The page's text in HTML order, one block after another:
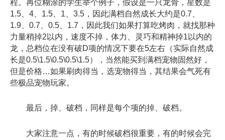
程。再位糊涂的学生举个例子，假设是一只龙骨，星数是
1.5、4、1.5、1、3.5，因此满档自然成长大约是0.7、
1.9、0.7、0.5、1.7，因此我们如果打算吃烤肉，就找那种
力量稍掉2以内，速度不掉，体力、灵巧和精神掉1以内的
龙，总档位在没有破D项的情况下要在5左右（实际自然成
长是0.5\1.5\0.5\0.5\1.5），当然能买到满档宠物固然好，
但是价格…如果刷肉得当，选宠物得当，其结果会气死有
些极品宠物玩家。
最后，掉、破档，同样是每个项的掉、破档。
大家注意一点，有的时候破档很重要，有的时候会完